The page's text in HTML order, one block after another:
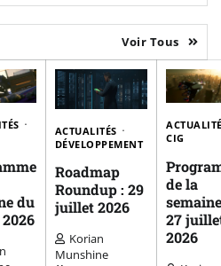
Voir Tous
du
ACTUALITÉS
DÉVELOPPEMENT
Roadmap
Roundup : 29
juillet 2026
Korian
Munshine
CIG
de la
27
2026